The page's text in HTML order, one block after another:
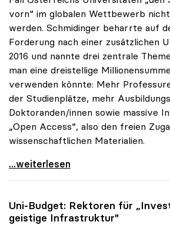
vorn“ im globalen Wettbewerb
werden. Schmidinger beharrte auf
Forderung nach einer zusätzlichen
2016 und nannte drei zentrale
man eine dreistellige
verwenden könnte: Mehr
der Studienplätze, mehr
Doktoranden/innen sowie massive
„Open Access“, also den freien
wissenschaftlichen Materialien.
uniko will Investitionen in mehr
...weiterlesen
Uni-Budget: Rektoren für
geistige Infrastruktur"